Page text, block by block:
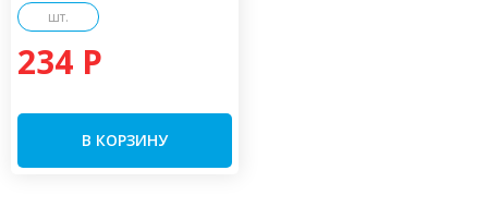
шт.
234 P
В КОРЗИНУ